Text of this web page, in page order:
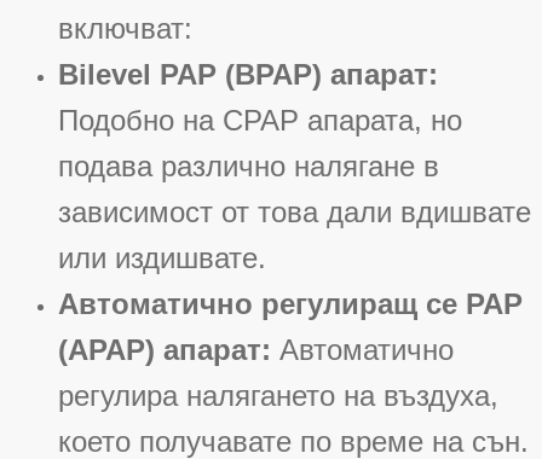
включват:
Bilevel PAP (BPAP) апарат:
Подобно на CPAP апарата, но
подава различно налягане в
зависимост от това дали вдишвате
или издишвате.
Автоматично регулиращ се PAP
(APAP) апарат: Автоматично
регулира налягането на въздуха,
което получавате по време на сън.